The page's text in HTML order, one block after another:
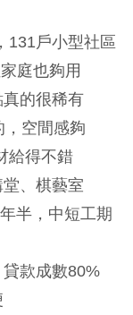
131戶小型社區
庭也夠用
真的很稀有
，空間感夠
給得不錯
、棋藝室
半，中短工期
款成數80%